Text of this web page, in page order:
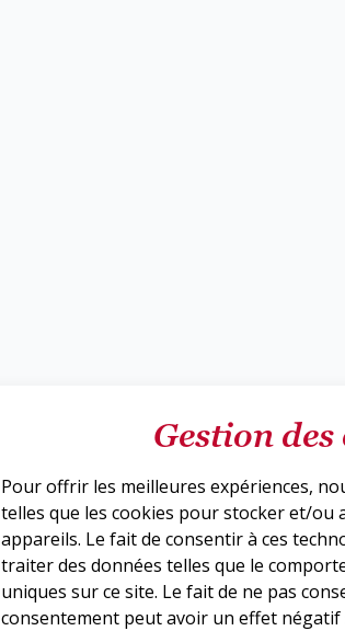
Gestion
Pour offrir les meilleures expériences,
telles que les cookies pour stocker et/ou
appareils. Le fait de consentir à ces
traiter des données telles que le
uniques sur ce site. Le fait de ne pas
consentement peut avoir un effet